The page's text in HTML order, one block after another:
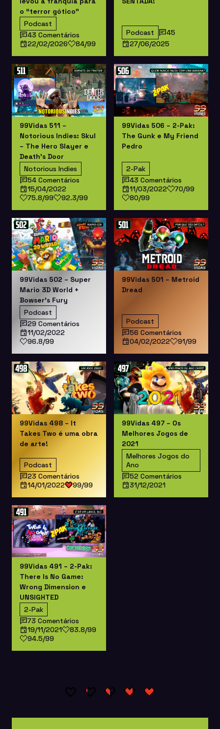
o “terror gótico”
Podcast
43 Comentários
22/02/2026
84/99
Podcast
45
27/06/2025
99Vidas 511 –
Notorious Indies: Skul
– The Hero Slayer e
Death’s Door
Notorious Indies
54 Comentários
15/04/2022
75.8/99
92.3/99
99Vidas 506 – 2-Pak:
The Gunk e My Friend
Pedro
2-Pak
43 Comentários
11/03/2022
70/99
80/99
99Vidas 502 – Super
Mario 3D World +
Bowser’s Fury
Podcast
29 Comentários
11/02/2022
96.8/99
99Vidas 501 – Metroid
Dread
Podcast
56 Comentários
04/02/2022
91/99
99Vidas 498 – It
Takes Two é uma obra
de arte!
Podcast
23 Comentários
14/01/2022
99/99
99Vidas 497 – Os
Melhores Jogos de
2021
Melhores Jogos do
Ano
52 Comentários
31/12/2021
99Vidas 491 – 2-Pak:
There Is No Game:
Wrong Dimension e
UNSIGHTED
2-Pak
73 Comentários
19/11/2021
83.8/99
94.5/99